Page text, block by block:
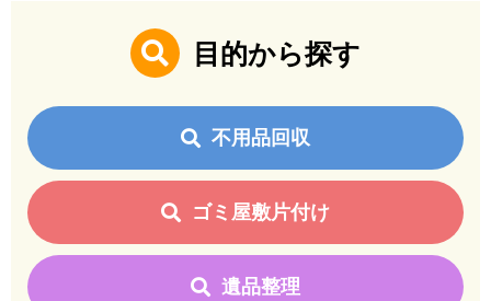
目的から探す
不用品回収
ゴミ屋敷片付け
遺品整理